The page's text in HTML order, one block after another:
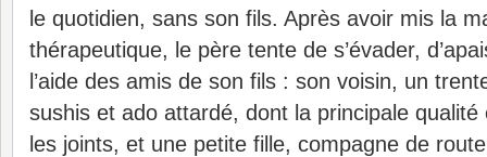
le quotidien, sans son fils. Après avoir mis la
thérapeutique, le père tente de s’évader,
l’aide des amis de son fils : son voisin, un
sushis et ado attardé, dont la principale
les joints, et une petite fille, compagne de